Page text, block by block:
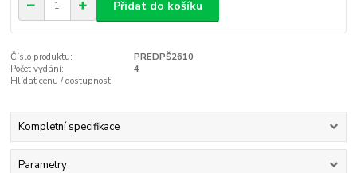
Přidat do košíku
Číslo produktu:
PREDPŠ2610
Počet vydání:
4
Hlídat cenu / dostupnost
Kompletní specifikace
Parametry